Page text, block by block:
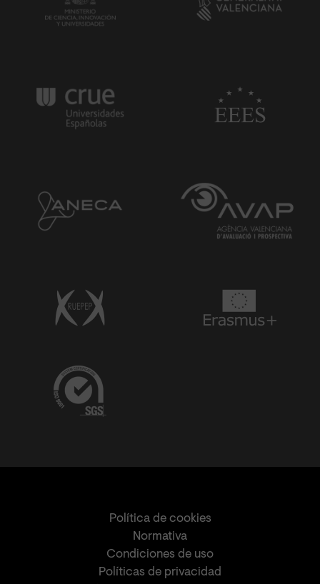
Política de cookies
Normativa
Condiciones de uso
Políticas de privacidad